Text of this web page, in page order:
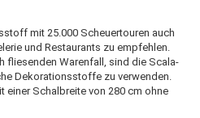
mit 25.000 Scheuertouren auch
und Restaurants zu empfehlen.
fliesenden Warenfall, sind die Scala-
Dekorationsstoffe zu verwenden.
einer Schalbreite von 280 cm ohne